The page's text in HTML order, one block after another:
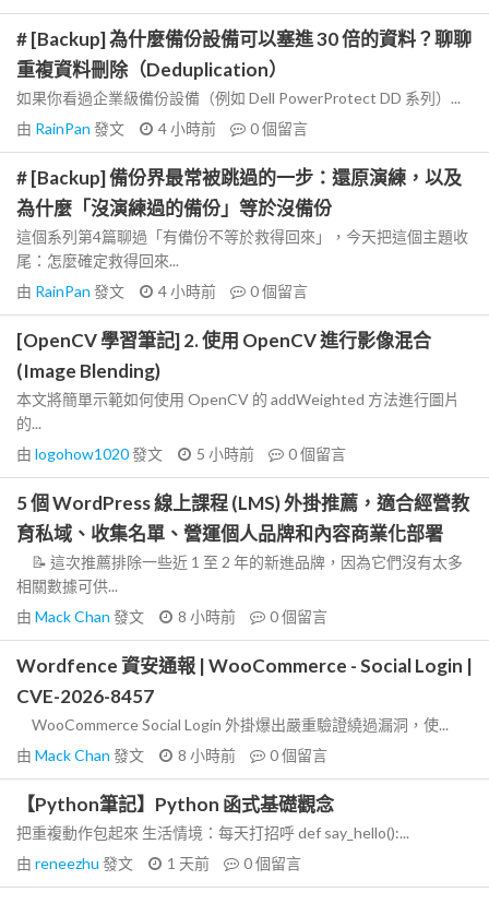
# [Backup] 為什麼備份設備可以塞進 30 倍的資料？聊聊
重複資料刪除（Deduplication）
如果你看過企業級備份設備（例如 Dell PowerProtect DD 系列）...
由 RainPan 發文 4 小時前 0個留言
# [Backup] 備份界最常被跳過的一步：還原演練，以及
為什麼「沒演練過的備份」等於沒備份
這個系列第4篇聊過「有備份不等於救得回來」，今天把這個主題收
尾：怎麼確定救得回來...
由 RainPan 發文 4 小時前 0個留言
[OpenCV 學習筆記] 2. 使用 OpenCV 進行影像混合
(Image Blending)
本文將簡單示範如何使用 OpenCV 的 addWeighted 方法進行圖片
的...
由 logohow1020發文 5 小時前 0個留言
5 個 WordPress 線上課程 (LMS) 外掛推薦，適合經營教
育私域、收集名單、營運個人品牌和內容商業化部署
📝 這次推薦排除一些近 1 至 2 年的新進品牌，因為它們沒有太多
相關數據可供...
由 Mack Chan 發文 8 小時前 0個留言
Wordfence 資安通報 | WooCommerce - Social Login |
CVE-2026-8457
WooCommerce Social Login 外掛爆出嚴重驗證繞過漏洞，使...
由 Mack Chan 發文 8 小時前 0個留言
【Python筆記】Python 函式基礎觀念
把重複動作包起來 生活情境：每天打招呼 def say_hello():...
由 reneezhu 發文 1 天前 0個留言